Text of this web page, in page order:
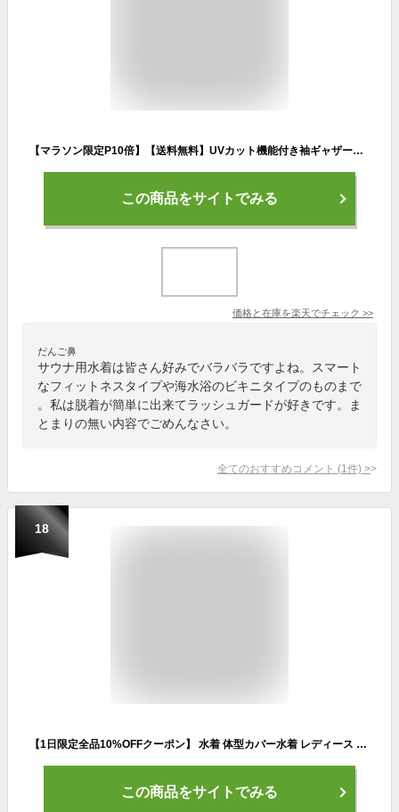
【マラソン限定P10倍】【送料無料】UVカット機能付き袖ギャザー長袖ラッシュガードパーカー レディース 水着 M L 大人かわいい 大人可愛い 10代 20代 30代 体型カバー UVカット 華奢見え 露出少なめ お洒落 おしゃれ サウナ用水着
この商品をサイトでみる
価格と在庫を楽天でチェック >>
だんご鼻
サウナ用水着は皆さん好みでバラバラですよね。スマート
なフィットネスタイプや海水浴のビキニタイプのものまで
。私は脱着が簡単に出来てラッシュガードが好きです。ま
とまりの無い内容でごめんなさい。
全てのおすすめコメント (1 件) >
18
【1日限定全品10%OFFクーポン】 水着 体型カバー水着 レディース ビキニ オフショルダー スカート ショートパンツ 4点セット オトナ女子 10代 20代 30代 40代 大人 ママ水着 かわいい セクシー フリル 二の腕 お尻 カバーアップ バスト 盛れる おしゃれ
この商品をサイトでみる